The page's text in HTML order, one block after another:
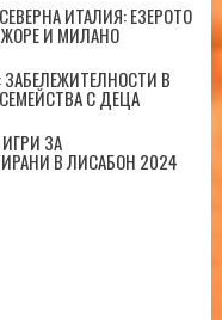
ИТАЛИЯ: ЕЗЕРОТО
И МИЛАНО
ЗАБЕЛЕЖИТЕЛНОСТИ В
С ДЕЦА
ЗА
В ЛИСАБОН 2024